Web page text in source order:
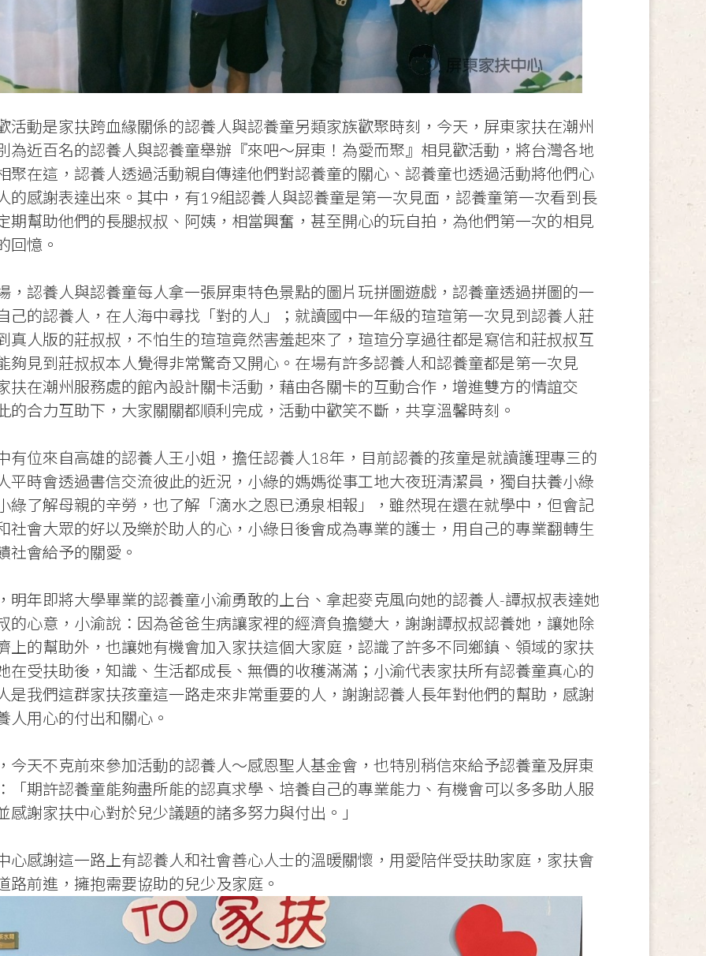
活動是家扶跨血緣關係的認養人與認養童另類家族歡聚時刻，今天，屏東家扶在潮州
為近百名的認養人與認養童舉辦『來吧～屏東！為愛而聚』相見歡活動，將台灣各地
聚在這，認養人透過活動親自傳達他們對認養童的關心、認養童也透過活動將他們心
的感謝表達出來。其中，有19組認養人與認養童是第一次見面，認養童第一次看到長
期幫助他們的長腿叔叔、阿姨，相當興奮，甚至開心的玩自拍，為他們第一次的相見
回憶。
，認養人與認養童每人拿一張屏東特色景點的圖片玩拼圖遊戲，認養童透過拼圖的一
己的認養人，在人海中尋找「對的人」；就讀國中一年級的瑄瑄第一次見到認養人莊
真人版的莊叔叔，不怕生的瑄瑄竟然害羞起來了，瑄瑄分享過往都是寫信和莊叔叔互
夠見到莊叔叔本人覺得非常驚奇又開心。在場有許多認養人和認養童都是第一次見
扶在潮州服務處的館內設計關卡活動，藉由各關卡的互動合作，增進雙方的情誼交
的合力互助下，大家關關都順利完成，活動中歡笑不斷，共享溫馨時刻。
有位來自高雄的認養人王小姐，擔任認養人18年，目前認養的孩童是就讀護理專三的
平時會透過書信交流彼此的近況，小綠的媽媽從事工地大夜班清潔員，獨自扶養小綠
綠了解母親的辛勞，也了解「滴水之恩已湧泉相報」，雖然現在還在就學中，但會記
社會大眾的好以及樂於助人的心，小綠日後會成為專業的護士，用自己的專業翻轉生
社會給予的關愛。
明年即將大學畢業的認養童小渝勇敢的上台、拿起麥克風向她的認養人-譚叔叔表達她
的心意，小渝說：因為爸爸生病讓家裡的經濟負擔變大，謝謝譚叔叔認養她，讓她除
上的幫助外，也讓她有機會加入家扶這個大家庭，認識了許多不同鄉鎮、領域的家扶
在受扶助後，知識、生活都成長、無價的收穫滿滿；小渝代表家扶所有認養童真心的
是我們這群家扶孩童這一路走來非常重要的人，謝謝認養人長年對他們的幫助，感謝
人用心的付出和關心。
今天不克前來參加活動的認養人～感恩聖人基金會，也特別稍信來給予認養童及屏東
「期許認養童能夠盡所能的認真求學、培養自己的專業能力、有機會可以多多助人服
感謝家扶中心對於兒少議題的諸多努力與付出。」
心感謝這一路上有認養人和社會善心人士的溫暖關懷，用愛陪伴受扶助家庭，家扶會
路前進，擁抱需要協助的兒少及家庭。